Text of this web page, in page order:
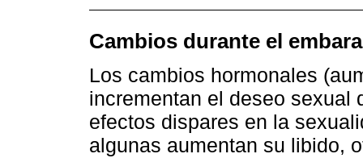
Cambios durante el
Los cambios hormonales
incrementan el deseo sexual
efectos dispares en la
algunas aumentan su libido,